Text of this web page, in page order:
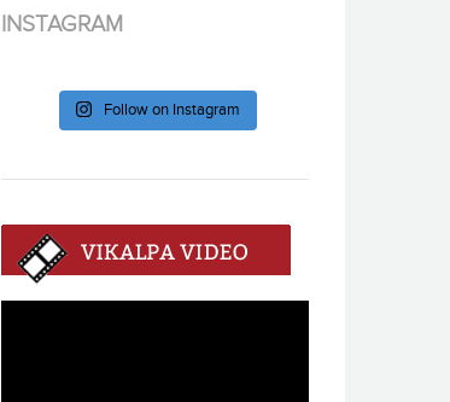
INSTAGRAM
Follow on Instagram